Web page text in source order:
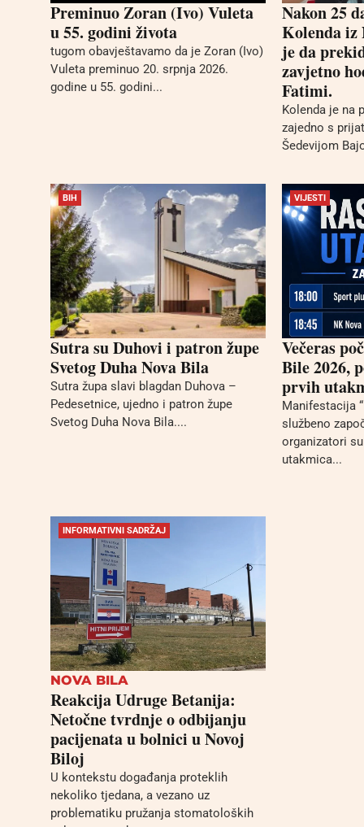
Preminuo Zoran (Ivo) Vuleta
u 55. godini života
tugom obavještavamo da je Zoran (Ivo)
Vuleta preminuo 20. srpnja 2026.
godine u 55. godini...
Nakon 25
Kolenda iz
je da
zavjetno
Fatimi.
Kolenda je na
zajedno s
Šedevijom
BIH
Sutra su Duhovi i patron župe
Svetog Duha Nova Bila
Sutra župa slavi blagdan Duhova –
Pedesetnice, ujedno i patron župe
Svetog Duha Nova Bila....
VIJESTI
Večeras
Bile 2026,
prvih
Manifestacija
službeno
organizatori
utakmica...
INFORMATIVNI SADRŽAJ
NOVA BILA
Reakcija Udruge Betanija:
Netočne tvrdnje o odbijanju
pacijenata u bolnici u Novoj
Biloj
U kontekstu događanja proteklih
nekoliko tjedana, a vezano uz
problematiku pružanja stomatoloških